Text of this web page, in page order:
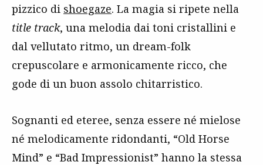
pizzico di shoegaze. La magia si ripete nella
title track, una melodia dai toni cristallini e
dal vellutato ritmo, un dream-folk
crepuscolare e armonicamente ricco, che
gode di un buon assolo chitarristico.
Sognanti ed eteree, senza essere né mielose
né melodicamente ridondanti, “Old Horse
Mind” e “Bad Impressionist” hanno la stessa